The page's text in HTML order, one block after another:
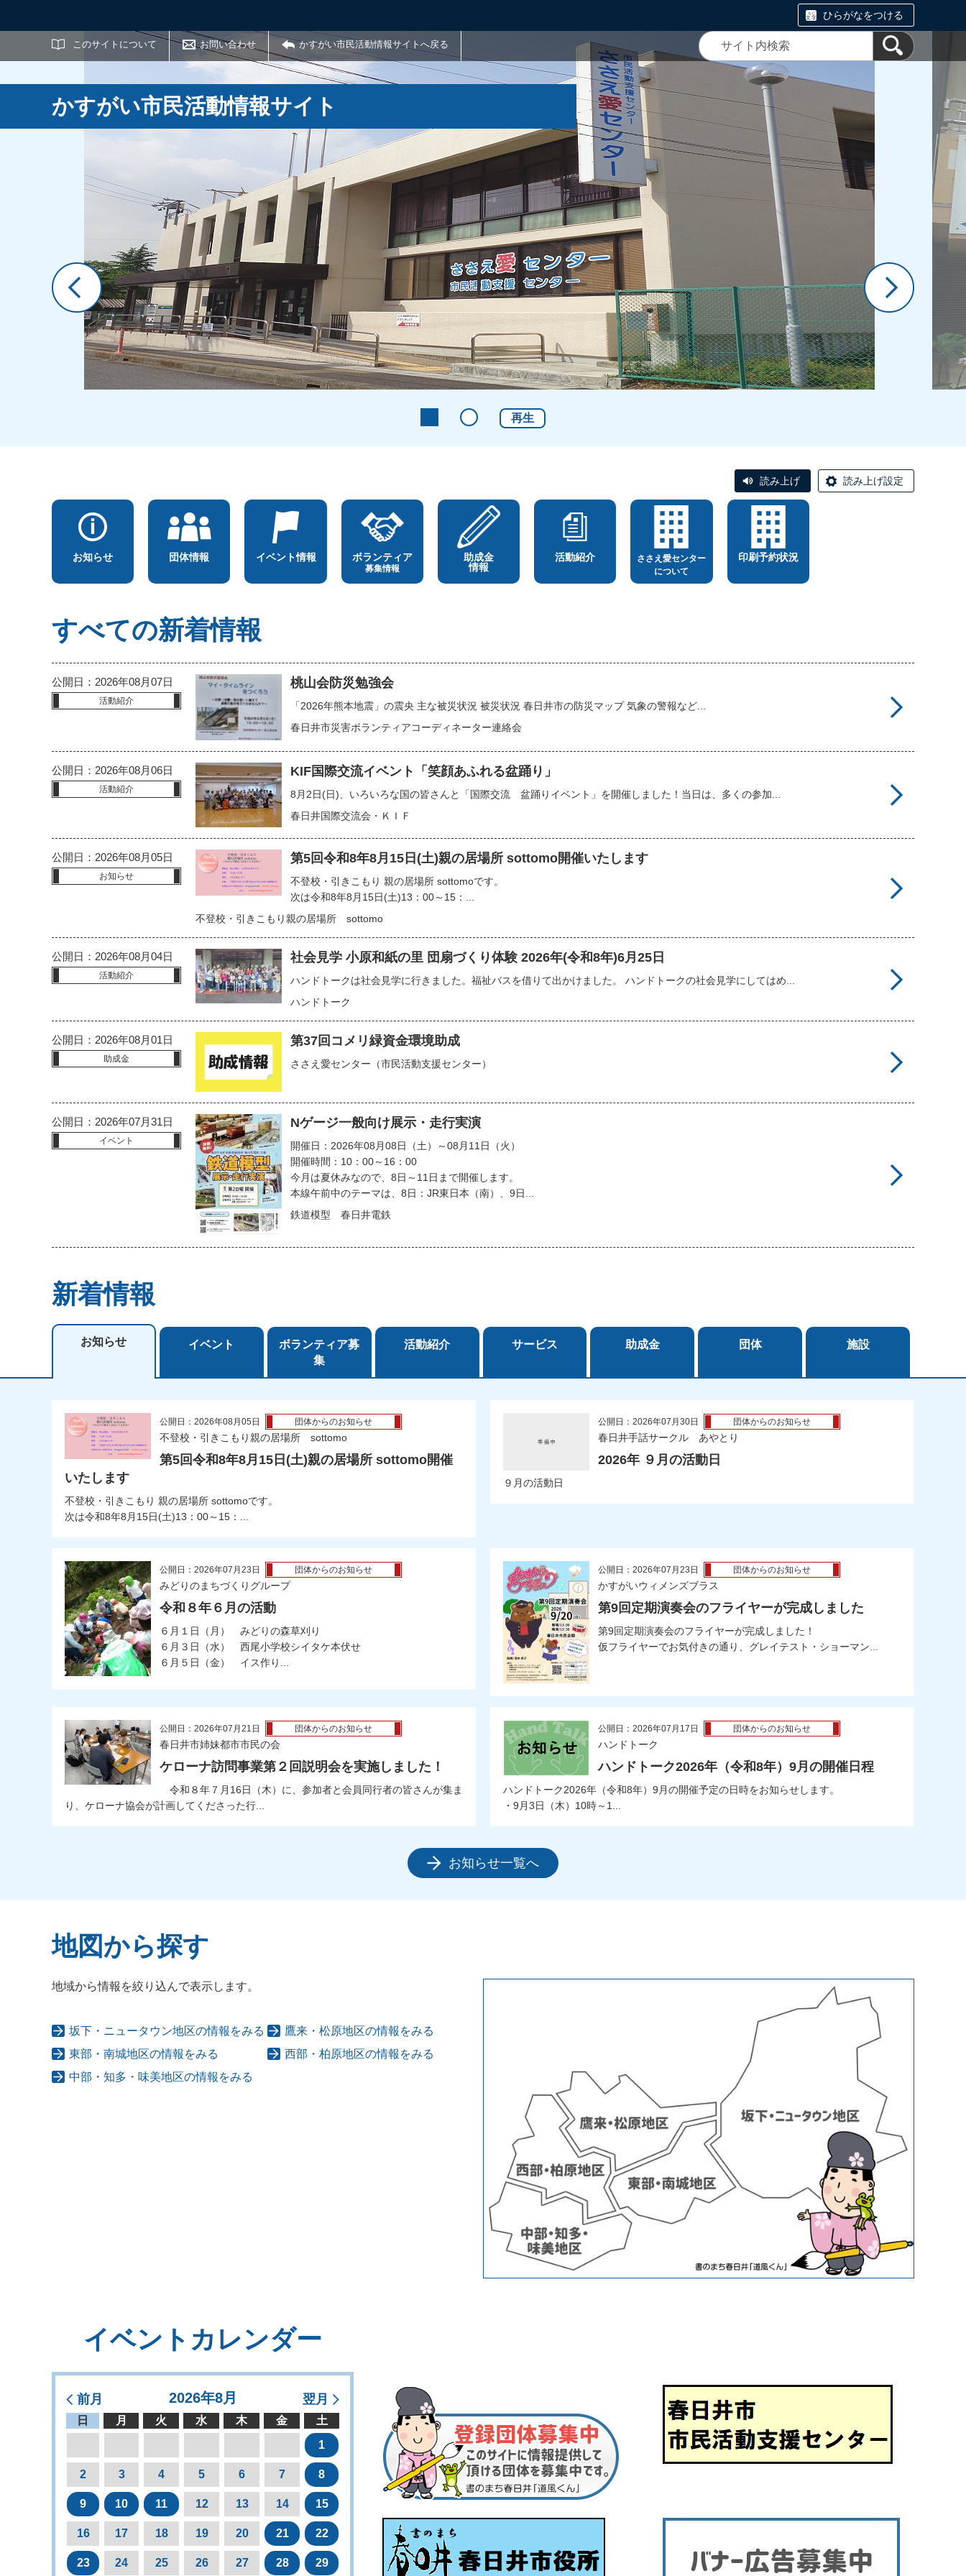
ひらがなをつける
このサイトについて お問い合わせ かすがい市民活動情報サイトへ戻る
サイト内検索
かすがい市民活動情報サイト
再生
読み上げ 読み上げ設定
お知らせ 団体情報 イベント情報 ボランティア
募集情報
助成金
情報
活動紹介
ささえ愛センター
について
印刷予約状況
すべての新着情報
公開日：2026年08月07日
活動紹介
桃山会防災勉強会
「2026年熊本地震」の震央 主な被災状況 被災状況 春日井市の防災マップ 気象の警報など...
春日井市災害ボランティアコーディネーター連絡会
公開日：2026年08月06日
活動紹介
KIF国際交流イベント「笑顔あふれる盆踊り」
8月2日(日)、いろいろな国の皆さんと「国際交流 盆踊りイベント」を開催しました！当日は、多くの参加...
春日井国際交流会・ＫＩＦ
公開日：2026年08月05日
お知らせ
第5回令和8年8月15日(土)親の居場所 sottomo開催いたします
不登校・引きこもり 親の居場所 sottomoです。
次は令和8年8月15日(土)13：00～15：...
不登校・引きこもり親の居場所 sottomo
公開日：2026年08月04日
活動紹介
社会見学 小原和紙の里 団扇づくり体験 2026年(令和8年)6月25日
ハンドトークは社会見学に行きました。福祉バスを借りて出かけました。 ハンドトークの社会見学にしてはめ...
ハンドトーク
公開日：2026年08月01日
助成金
第37回コメリ緑資金環境助成
ささえ愛センター（市民活動支援センター）
公開日：2026年07月31日
イベント
Nゲージ一般向け展示・走行実演
開催日：2026年08月08日（土）～08月11日（火）
開催時間：10：00～16：00
今月は夏休みなので、8日～11日まで開催します。
本線午前中のテーマは、8日：JR東日本（南）、9日...
鉄道模型 春日井電鉄
新着情報
お知らせ イベント
ボランティア募
集
活動紹介 サービス 助成金 団体 施設
公開日：2026年08月05日 団体からのお知らせ
不登校・引きこもり親の居場所 sottomo
第5回令和8年8月15日(土)親の居場所 sottomo開催
いたします
不登校・引きこもり 親の居場所 sottomoです。
次は令和8年8月15日(土)13：00～15：...
公開日：2026年07月30日 団体からのお知らせ
春日井手話サークル あやとり
2026年 ９月の活動日
９月の活動日
公開日：2026年07月23日 団体からのお知らせ
みどりのまちづくりグループ
令和８年６月の活動
６月１日（月） みどりの森草刈り
６月３日（水） 西尾小学校シイタケ本伏せ
６月５日（金） イス作り...
公開日：2026年07月23日 団体からのお知らせ
かすがいウィメンズブラス
第9回定期演奏会のフライヤーが完成しました
第9回定期演奏会のフライヤーが完成しました！
仮フライヤーでお気付きの通り、グレイテスト・ショーマン...
公開日：2026年07月21日 団体からのお知らせ
春日井市姉妹都市市民の会
ケローナ訪問事業第２回説明会を実施しました！
令和８年７月16日（木）に、参加者と会員同行者の皆さんが集ま
り、ケローナ協会が計画してくださった行...
公開日：2026年07月17日 団体からのお知らせ
ハンドトーク
ハンドトーク2026年（令和8年）9月の開催日程
ハンドトーク2026年（令和8年）9月の開催予定の日時をお知らせします。
・9月3日（木）10時～1...
お知らせ一覧へ
地図から探す
地域から情報を絞り込んで表示します。
坂下・ニュータウン地区の情報をみる
鷹来・松原地区の情報をみる
東部・南城地区の情報をみる
西部・柏原地区の情報をみる
中部・知多・味美地区の情報をみる
イベントカレンダー
2026年8月
日 月 火 水 木 金
土
1
2 3 4 5 6 7 8
9 10 11 12 13 14 15
16 17 18 19 20 21 22
23 24 25 26 27 28 29
前月 翌月